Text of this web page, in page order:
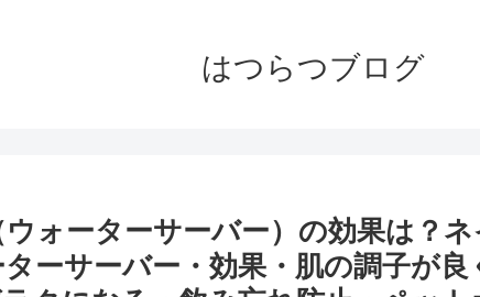
はつらつブログ
ォーターサーバー）の効果は？ネ
ーサーバー・効果・肌の調子が良